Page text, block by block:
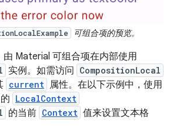
可组合项的预览。
Material 可组合项在内部使用
实例。如需访问 CompositionLocal
current 属性。在以下示例中，使用
LocalContext
的当前 Context 值来设置文本格